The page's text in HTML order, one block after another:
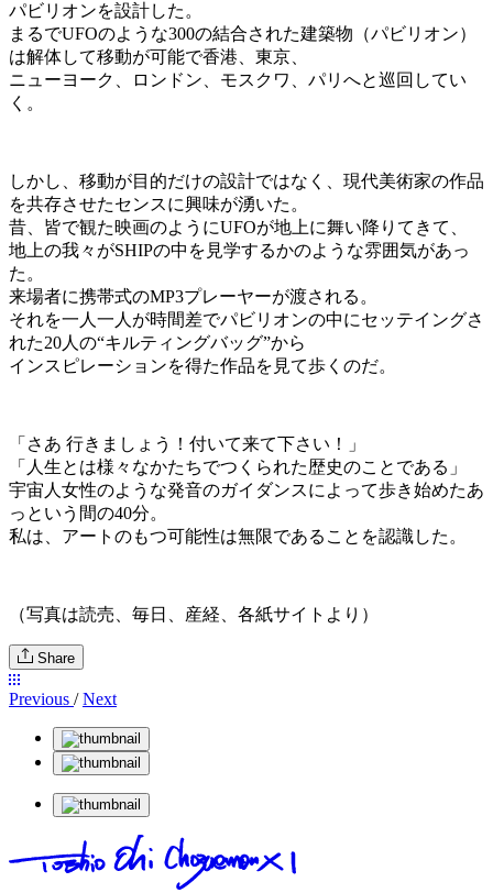
パビリオンを設計した。
まるでUFOのような300の結合された建築物（パビリオン）
は解体して移動が可能で香港、東京、
ニューヨーク、ロンドン、モスクワ、パリへと巡回してい
く。
しかし、移動が目的だけの設計ではなく、現代美術家の作品
を共存させたセンスに興味が湧いた。
昔、皆で観た映画のようにUFOが地上に舞い降りてきて、
地上の我々がSHIPの中を見学するかのような雰囲気があっ
た。
来場者に携帯式のMP3プレーヤーが渡される。
それを一人一人が時間差でパビリオンの中にセッテイングさ
れた20人の“キルティングバッグ”から
インスピレーションを得た作品を見て歩くのだ。
「さあ 行きましょう！付いて来て下さい！」
「人生とは様々なかたちでつくられた歴史のことである」
宇宙人女性のような発音のガイダンスによって歩き始めたあ
っという間の40分。
私は、アートのもつ可能性は無限であることを認識した。
（写真は読売、毎日、産経、各紙サイトより）
Share
Previous / Next